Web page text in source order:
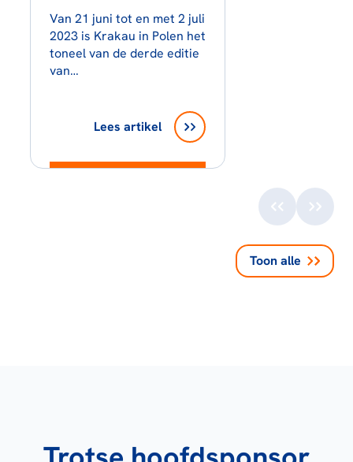
Van 21 juni tot en met 2 juli
2023 is Krakau in Polen het
toneel van de derde editie
van…
Lees artikel
Toon alle